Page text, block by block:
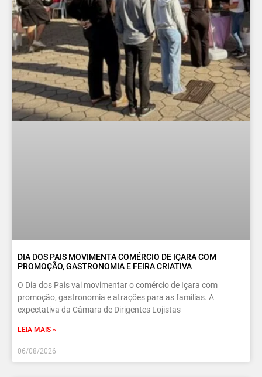
DIA DOS PAIS MOVIMENTA COMÉRCIO DE IÇARA COM
PROMOÇÃO, GASTRONOMIA E FEIRA CRIATIVA
O Dia dos Pais vai movimentar o comércio de Içara com
promoção, gastronomia e atrações para as famílias. A
expectativa da Câmara de Dirigentes Lojistas
LEIA MAIS »
06/08/2026